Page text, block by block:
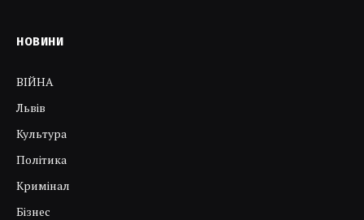
НОВИНИ
ВІЙНА
Львів
Культура
Політика
Кримінал
Бізнес